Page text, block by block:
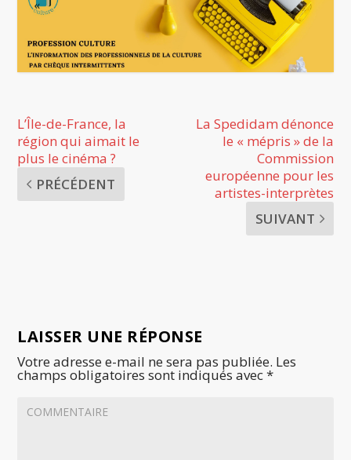
L’Île-de-France, la
région qui aimait le
plus le cinéma ?
PRÉCÉDENT
La Spedidam dénonce
le « mépris » de la
Commission
européenne pour les
artistes-interprètes
SUIVANT
LAISSER UNE RÉPONSE
Votre adresse e-mail ne sera pas publiée. Les
champs obligatoires sont indiqués avec*